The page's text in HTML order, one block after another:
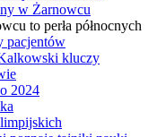
w Żarnowcu
to perła północnych
pacjentów
kluczy
2024